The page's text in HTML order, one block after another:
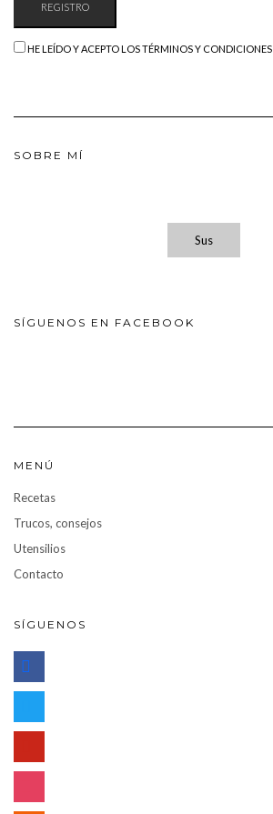
HE LEÍDO Y ACEPTO LOS TÉRMINOS Y CONDICIONES
SOBRE MÍ
Sus
SÍGUENOS EN FACEBOOK
MENÚ
Recetas
Trucos, consejos
Utensilios
Contacto
SÍGUENOS
facebook
twitter
pinterest
instagram